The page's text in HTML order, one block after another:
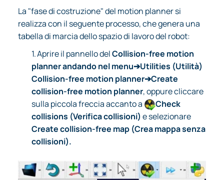
La "fase di costruzione" del motion planner si
realizza con il seguente processo, che genera una
tabella di marcia dello spazio di lavoro del robot:
1.Aprire il pannello delCollision-free motion
planner andando nel menu➔Utilities (Utilità)
Collision-free motion planner➔Create
collision-free motion planner, oppure cliccare
sulla piccola freccia accanto a
Check
collisions (Verifica collisioni) e selezionare
Create collision-free map (Crea mappa senza
collisioni).